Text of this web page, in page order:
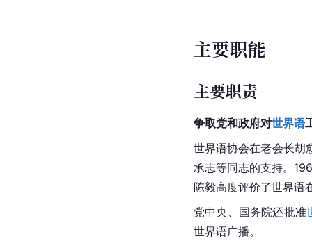
主要职能
主要职责
争取党和政府对世界语
世界语协会在老会长胡
承志等同志的支持。
陈毅高度评价了世界语
党中央、国务院还批准
世界语广播。